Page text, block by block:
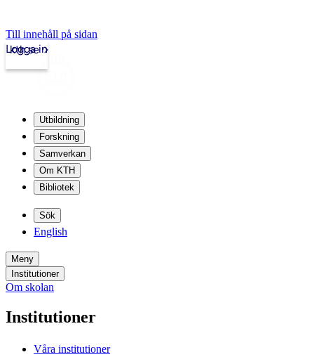
Till innehåll på sidan
kth.se
Logga in
Utbildning
Forskning
Samverkan
Om KTH
Bibliotek
Sök
English
Meny
Institutioner
Om skolan
Institutioner
Våra institutioner